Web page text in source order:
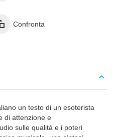
Confronta
un testo di un esoterista
di attenzione e
sulle qualità e i poteri